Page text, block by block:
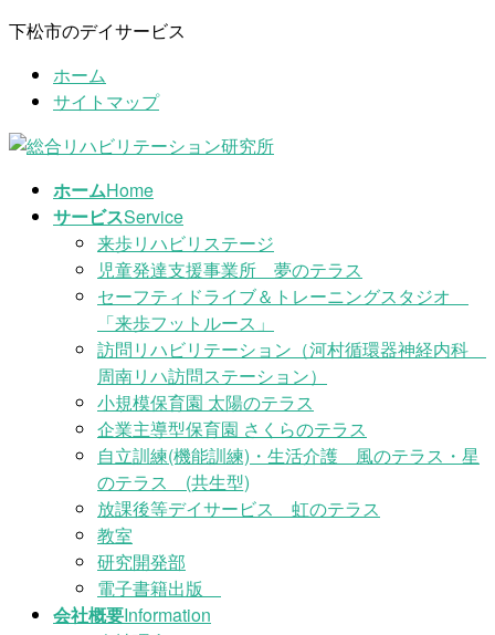
コ
ツ
ナ
シ
下松市のデイサービス
ホーム
サイトマップ
ホームHome
サービスService
来歩リハビリステージ
児童発達支援事業所 夢のテラス
セーフティドライブ＆トレーニングスタジオ
「来歩フットルース」
訪問リハビリテーション（河村循環器神経内科
周南リハ訪問ステーション）
小規模保育園 太陽のテラス
企業主導型保育園 さくらのテラス
自立訓練(機能訓練)・生活介護 風のテラス・星
のテラス (共生型)
放課後等デイサービス 虹のテラス
教室
研究開発部
電子書籍出版
会社概要Information